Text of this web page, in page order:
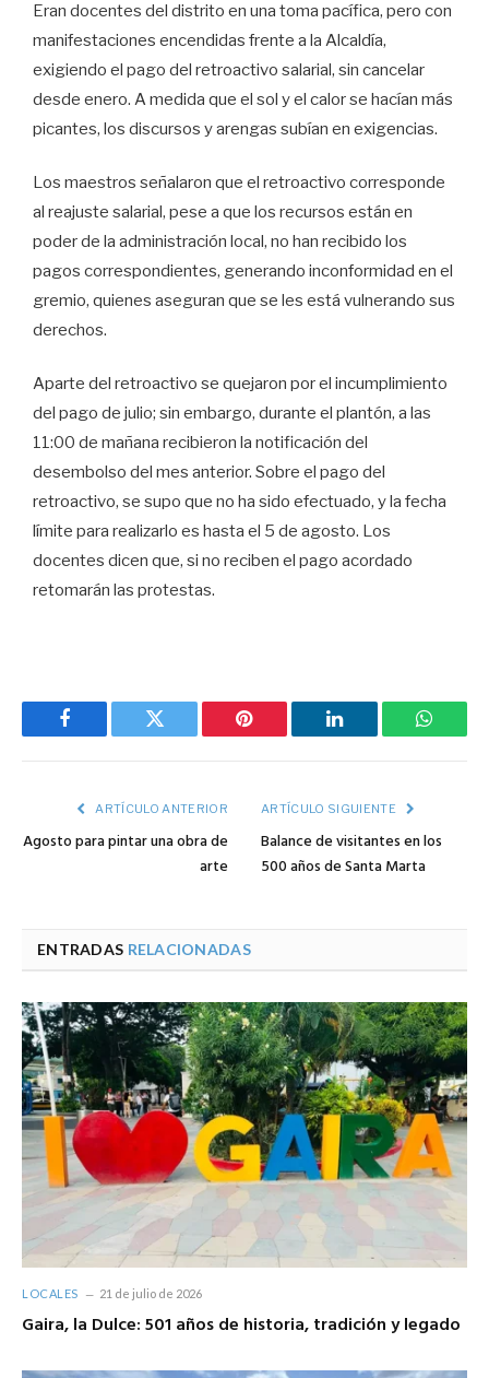
Eran docentes del distrito en una toma pacífica, pero con
manifestaciones encendidas frente a la Alcaldía,
exigiendo el pago del retroactivo salarial, sin cancelar
desde enero. A medida que el sol y el calor se hacían más
picantes, los discursos y arengas subían en exigencias.
Los maestros señalaron que el retroactivo corresponde
al reajuste salarial, pese a que los recursos están en
poder de la administración local, no han recibido los
pagos correspondientes, generando inconformidad en el
gremio, quienes aseguran que se les está vulnerando sus
derechos.
Aparte del retroactivo se quejaron por el incumplimiento
del pago de julio; sin embargo, durante el plantón, a las
11:00 de mañana recibieron la notificación del
desembolso del mes anterior. Sobre el pago del
retroactivo, se supo que no ha sido efectuado, y la fecha
límite para realizarlo es hasta el 5 de agosto. Los
docentes dicen que, si no reciben el pago acordado
retomarán las protestas.
Facebook Twitter Pinterest LinkedIn
ARTÍCULO ANTERIOR
Agosto para pintar una obra de
arte
ARTÍCULO SIGUIENTE
Balance de visitantes en los
500 años de Santa Marta
ENTRADAS RELACIONADAS
LOCALES 21 de julio de 2026
Gaira, la Dulce: 501 años de historia, tradición y legado